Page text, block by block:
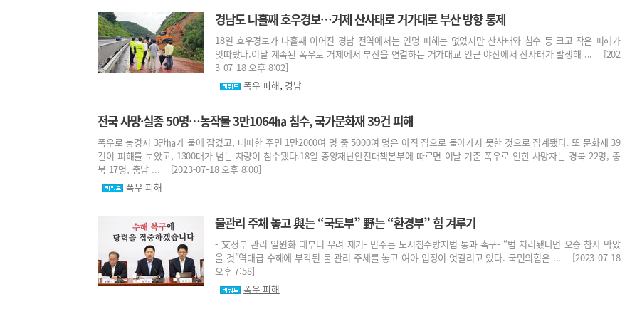
경남도 나흘째 호우경보…거제 산사태로 거가대로 부산 방향 통제
18일 호우경보가 나흘째 이어진 경남 전역에서는 인명 피해는 없었지만 산사태와 침수 등 크고 작은 피해가
잇따랐다.이날 계속된 폭우로 거제에서 부산을 연결하는 거가대교 인근 야산에서 산사태가 발생해 ... [202
3-07-18 오후 8:02]
폭우 피해, 경남
전국 사망·실종 50명…농작물 3만1064㏊ 침수, 국가문화재 39건 피해
폭우로 농경지 3만㏊가 물에 잠겼고, 대피한 주민 1만2000여 명 중 5000여 명은 아직 집으로 돌아가지 못한 것으로 집계됐다. 또 문화재 39
건이 피해를 보았고, 1300대가 넘는 차량이 침수됐다.18일 중앙재난안전대책본부에 따르면 이날 기준 폭우로 인한 사망자는 경북 22명, 충
북 17명, 충남 ... [2023-07-18 오후 8:00]
폭우 피해
물관리 주체 놓고 與는 “국토부” 野는 “환경부” 힘 겨루기
- 文정부 관리 일원화 때부터 우려 제기- 민주는 도시침수방지법 통과 촉구- “법 처리됐다면 오송 참사 막았
을 것”역대급 수해에 부각된 물 관리 주체를 놓고 여야 입장이 엇갈리고 있다. 국민의힘은 ... [2023-07-18
오후 7:58]
폭우 피해